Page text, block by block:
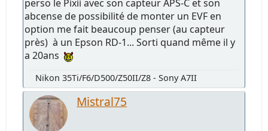
perso le Pixii avec son capteur APS-C et son
abcense de possibilité de monter un EVF en
option me fait beaucoup penser (au capteur
près) à un Epson RD-1... Sorti quand même il y
a 20ans
Nikon 35Ti/F6/D500/Z50II/Z8 - Sony A7II
Mistral75